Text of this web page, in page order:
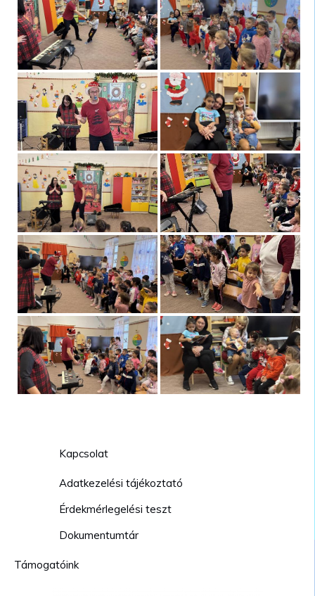
Kapcsolat
Adatkezelési tájékoztató
Érdekmérlegelési teszt
Dokumentumtár
Támogatóink